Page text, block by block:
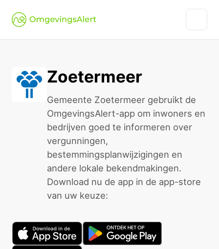
Zoetermeer
Gemeente Zoetermeer gebruikt de
OmgevingsAlert-app om inwoners en
bedrijven goed te informeren over
vergunningen,
bestemmingsplanwijzigingen en
andere lokale bekendmakingen.
Download nu de app in de app-store
van uw keuze: